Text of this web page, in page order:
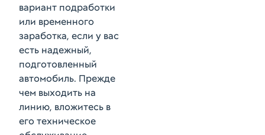
вариант подработки
или временного
заработка, если у вас
есть надежный,
подготовленный
автомобиль. Прежде
чем выходить на
линию, вложитесь в
его техническое